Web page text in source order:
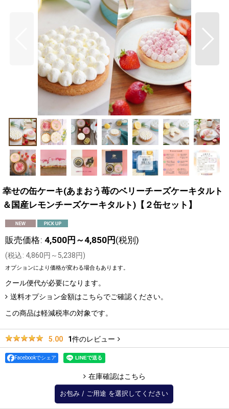
幸せの缶ケーキ(あまおう苺のベリーチーズケーキタルト
＆国産レモンチーズケーキタルト)【２缶セット】
販売価格: 4,500円 ～4,850円 (税別)
(税込: 4,860円 ～5,238円)
オプションにより価格が変わる場合もあります。
クール便代が必要になります。
送料オプション金額はこちらでご確認ください。
この商品は軽減税率の対象です。
5.00 1件のレビュー
Facebookでシェア
在庫確認はこちら
お包み / ご用途 を選択してください